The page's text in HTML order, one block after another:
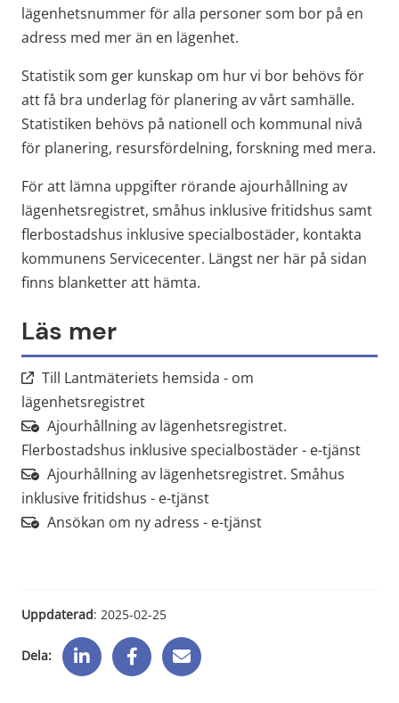
lägenhetsnummer för alla personer som bor på en
adress med mer än en lägenhet.
Statistik som ger kunskap om hur vi bor behövs för
att få bra underlag för planering av vårt samhälle.
Statistiken behövs på nationell och kommunal nivå
för planering, resursfördelning, forskning med mera.
För att lämna uppgifter rörande ajourhållning av
lägenhetsregistret, småhus inklusive fritidshus samt
flerbostadshus inklusive specialbostäder, kontakta
kommunens Servicecenter. Längst ner här på sidan
finns blanketter att hämta.
Läs mer
Till Lantmäteriets hemsida - om
lägenhetsregistretLänk till annan webbplats.
Ajourhållning av lägenhetsregistret.
Flerbostadshus inklusive specialbostäder - e-tjänstLänk
Ajourhållning av lägenhetsregistret. Småhus
inklusive fritidshus - e-tjänstLänk till annan webbplats,
Ansökan om ny adress - e-tjänstLänk till annan
Uppdaterad: 2025-02-25
Dela: